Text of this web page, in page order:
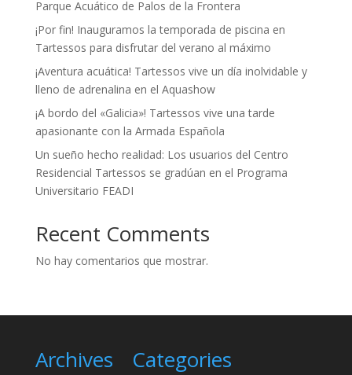
Parque Acuático de Palos de la Frontera
¡Por fin! Inauguramos la temporada de piscina en
Tartessos para disfrutar del verano al máximo
¡Aventura acuática! Tartessos vive un día inolvidable y
lleno de adrenalina en el Aquashow
¡A bordo del «Galicia»! Tartessos vive una tarde
apasionante con la Armada Española
Un sueño hecho realidad: Los usuarios del Centro
Residencial Tartessos se gradúan en el Programa
Universitario FEADI
Recent Comments
No hay comentarios que mostrar.
Archives Categories